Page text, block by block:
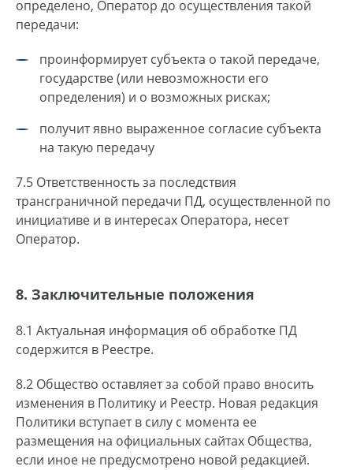
определено, Оператор до осуществления такой
передачи:
проинформирует субъекта о такой передаче,
государстве (или невозможности его
определения) и о возможных рисках;
получит явно выраженное согласие субъекта
на такую передачу
7.5 Ответственность за последствия
трансграничной передачи ПД, осуществленной по
инициативе и в интересах Оператора, несет
Оператор.
8. Заключительные положения
8.1 Актуальная информация об обработке ПД
содержится в Реестре.
8.2 Общество оставляет за собой право вносить
изменения в Политику и Реестр. Новая редакция
Политики вступает в силу с момента ее
размещения на официальных сайтах Общества,
если иное не предусмотрено новой редакцией.